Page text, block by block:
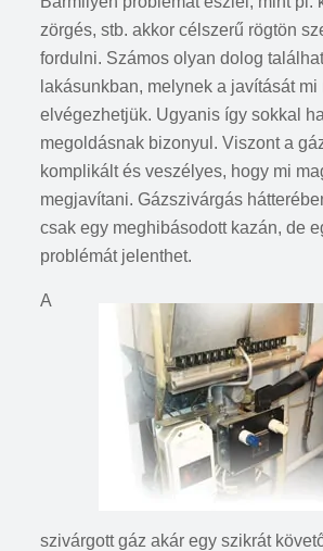
zörgés, stb. akkor célszerű rögtön
fordulni. Számos olyan dolog
lakásunkban, melynek a javítását mi
elvégezhetjük. Ugyanis így sokkal
megoldásnak bizonyul. Viszont a
komplikált és veszélyes, hogy mi
megjavítani. Gázszivárgás
csak egy meghibásodott kazán, de
problémát jelenthet.
A
szivárgott gáz akár egy szikrát